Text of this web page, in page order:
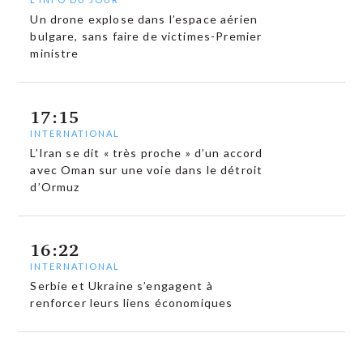
Un drone explose dans l’espace aérien
bulgare, sans faire de victimes-Premier
ministre
17:15
INTERNATIONAL
L’Iran se dit « très proche » d’un accord
avec Oman sur une voie dans le détroit
d’Ormuz
16:22
INTERNATIONAL
Serbie et Ukraine s’engagent à
renforcer leurs liens économiques